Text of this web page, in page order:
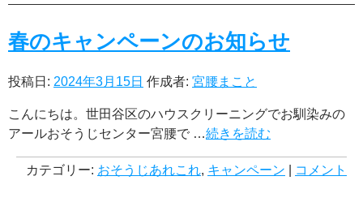
受付時間 平日9時～18時・土曜日9時～12時
春のキャンペーンのお知らせ
投稿日: 2024年3月15日 作成者: 宮腰まこと
こんにちは。世田谷区のハウスクリーニングでお馴染みの
アールおそうじセンター宮腰で …続きを読む
カテゴリー: おそうじあれこれ, キャンペーン コメント